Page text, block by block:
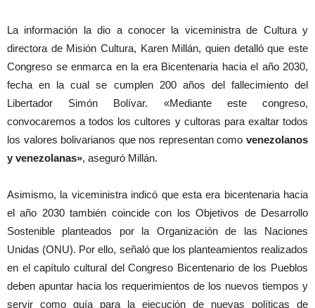
La información la dio a conocer la viceministra de Cultura y
directora de Misión Cultura, Karen Millán, quien detalló que este
Congreso se enmarca en la era Bicentenaria hacia el año 2030,
fecha en la cual se cumplen 200 años del fallecimiento del
Libertador Simón Bolívar. «Mediante este congreso,
convocaremos a todos los cultores y cultoras para exaltar todos
los valores bolivarianos que nos representan como venezolanos
y venezolanas», aseguró Millán.
Asimismo, la viceministra indicó que esta era bicentenaria hacia
el año 2030 también coincide con los Objetivos de Desarrollo
Sostenible planteados por la Organización de las Naciones
Unidas (ONU). Por ello, señaló que los planteamientos realizados
en el capítulo cultural del Congreso Bicentenario de los Pueblos
deben apuntar hacia los requerimientos de los nuevos tiempos y
servir como guía para la ejecución de nuevas políticas de